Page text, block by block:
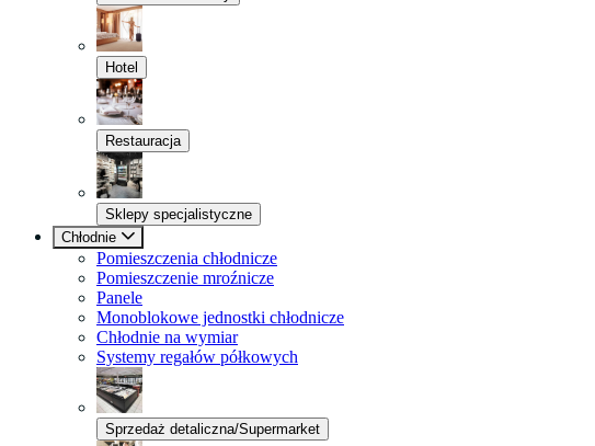
Hotel
Restauracja
Sklepy specjalistyczne
Chłodnie
Pomieszczenia chłodnicze
Pomieszczenie mroźnicze
Panele
Monoblokowe jednostki chłodnicze
Chłodnie na wymiar
Systemy regałów półkowych
Sprzedaż detaliczna/Supermarket